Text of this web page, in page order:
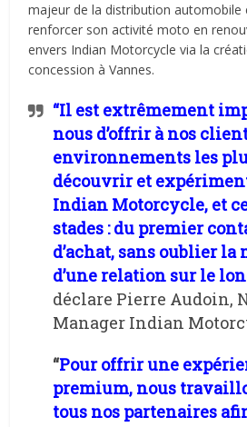
majeur de la distribution automobile
renforcer son activité moto en
envers Indian Motorcycle via la
concession à Vannes.
“Il est extrêmement
nous d’offrir à nos
environnements les
découvrir et
Indian Motorcycle, et
stades : du premier
d’achat, sans oublier la
d’une relation sur le
déclare Pierre Audoin,
Manager Indian
“Pour offrir une
premium, nous
tous nos partenaires